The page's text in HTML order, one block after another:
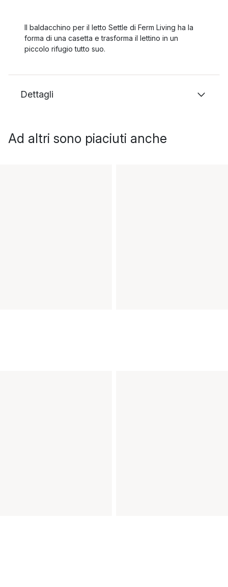
Il baldacchino per il letto Settle di Ferm Living ha la
forma di una casetta e trasforma il lettino in un
piccolo rifugio tutto suo.
Dettagli
Ad altri sono piaciuti anche